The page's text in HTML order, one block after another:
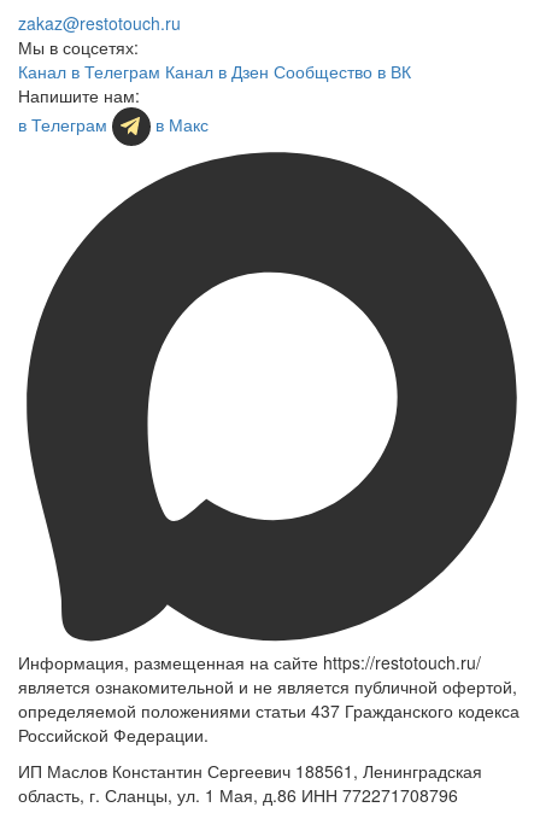
zakaz@restotouch.ru
Мы в соцсетях:
Канал в Телеграм Канал в Дзен Сообщество в ВК
Напишите нам:
в Телеграм
в Макс
Информация, размещенная на сайте https://restotouch.ru/
является ознакомительной и не является публичной офертой,
определяемой положениями статьи 437 Гражданского кодекса
Российской Федерации.
ИП Маслов Константин Сергеевич 188561, Ленинградская
область, г. Сланцы, ул. 1 Мая, д.86 ИНН 772271708796